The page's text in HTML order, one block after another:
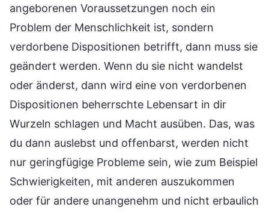
angeborenen Voraussetzungen noch ein
Problem der Menschlichkeit ist, sondern
verdorbene Dispositionen betrifft, dann muss sie
geändert werden. Wenn du sie nicht wandelst
oder änderst, dann wird eine von verdorbenen
Dispositionen beherrschte Lebensart in dir
Wurzeln schlagen und Macht ausüben. Das, was
du dann auslebst und offenbarst, werden nicht
nur geringfügige Probleme sein, wie zum Beispiel
Schwierigkeiten, mit anderen auszukommen
oder für andere unangenehm und nicht erbaulich